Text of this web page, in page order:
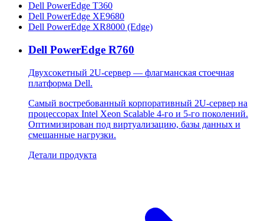
Dell PowerEdge T360
Dell PowerEdge XE9680
Dell PowerEdge XR8000 (Edge)
Dell PowerEdge R760
Двухсокетный 2U-сервер — флагманская стоечная
платформа Dell.
Самый востребованный корпоративный 2U-сервер на
процессорах Intel Xeon Scalable 4-го и 5-го поколений.
Оптимизирован под виртуализацию, базы данных и
смешанные нагрузки.
Детали продукта